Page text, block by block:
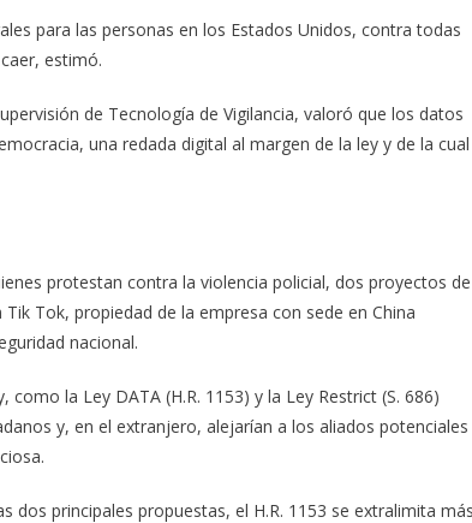
para las personas en los Estados Unidos, contra todas
estimó.
de Tecnología de Vigilancia, valoró que los datos
una redada digital al margen de la ley y de la cual
protestan contra la violencia policial, dos proyectos de
Tok, propiedad de la empresa con sede en China
nacional.
la Ley DATA (H.R. 1153) y la Ley Restrict (S. 686)
y, en el extranjero, alejarían a los aliados potenciales
dos principales propuestas, el H.R. 1153 se extralimita